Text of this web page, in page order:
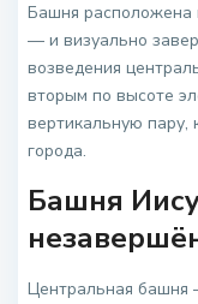
Башня расположена
— и визуально
возведения
вторым по высоте
вертикальную пару,
города.
Башня
Центральная башня